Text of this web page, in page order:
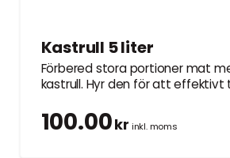
Kastrull 5 liter
Förbered stora portioner mat
kastrull. Hyr den för att effektivt
100.00kr inkl. moms